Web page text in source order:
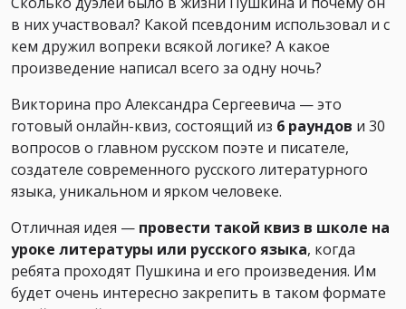
в них участвовал? Какой псевдоним использовал и с
кем дружил вопреки всякой логике? А какое
произведение написал всего за одну ночь?
Викторина про Александра Сергеевича — это
готовый онлайн-квиз, состоящий из 6 раундов и 30
вопросов о главном русском поэте и писателе,
создателе современного русского литературного
языка, уникальном и ярком человеке.
Отличная идея — провести такой квиз в школе на
уроке литературы или русского языка, когда
ребята проходят Пушкина и его произведения. Им
будет очень интересно закрепить в таком формате